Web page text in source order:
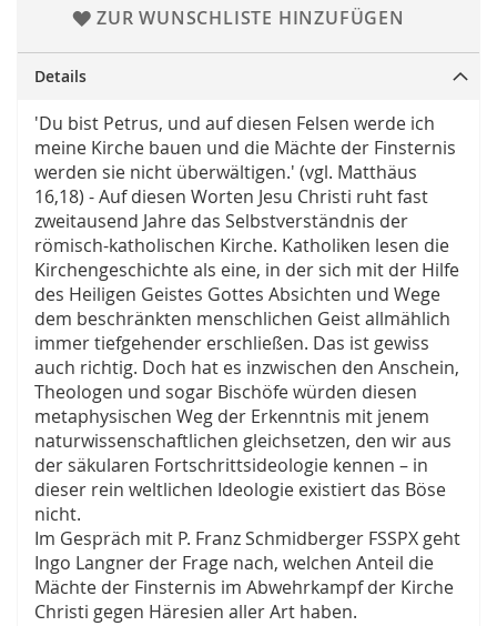
ZUR WUNSCHLISTE HINZUFÜGEN
Details
'Du bist Petrus, und auf diesen Felsen werde ich
meine Kirche bauen und die Mächte der Finsternis
werden sie nicht überwältigen.' (vgl. Matthäus
16,18) - Auf diesen Worten Jesu Christi ruht fast
zweitausend Jahre das Selbstverständnis der
römisch-katholischen Kirche. Katholiken lesen die
Kirchengeschichte als eine, in der sich mit der Hilfe
des Heiligen Geistes Gottes Absichten und Wege
dem beschränkten menschlichen Geist allmählich
immer tiefgehender erschließen. Das ist gewiss
auch richtig. Doch hat es inzwischen den Anschein,
Theologen und sogar Bischöfe würden diesen
metaphysischen Weg der Erkenntnis mit jenem
naturwissenschaftlichen gleichsetzen, den wir aus
der säkularen Fortschrittsideologie kennen – in
dieser rein weltlichen Ideologie existiert das Böse
nicht.
Im Gespräch mit P. Franz Schmidberger FSSPX geht
Ingo Langner der Frage nach, welchen Anteil die
Mächte der Finsternis im Abwehrkampf der Kirche
Christi gegen Häresien aller Art haben.